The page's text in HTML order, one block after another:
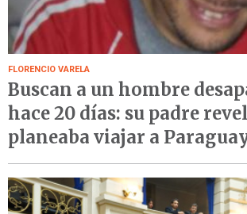
FLORENCIO VARELA
Buscan a un hombre
hace 20 días: su padre
planeaba viajar a